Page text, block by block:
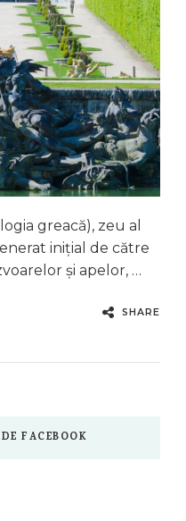
greacă), zeu al
inițial de către
și apelor, …
SHARE
FACEBOOK